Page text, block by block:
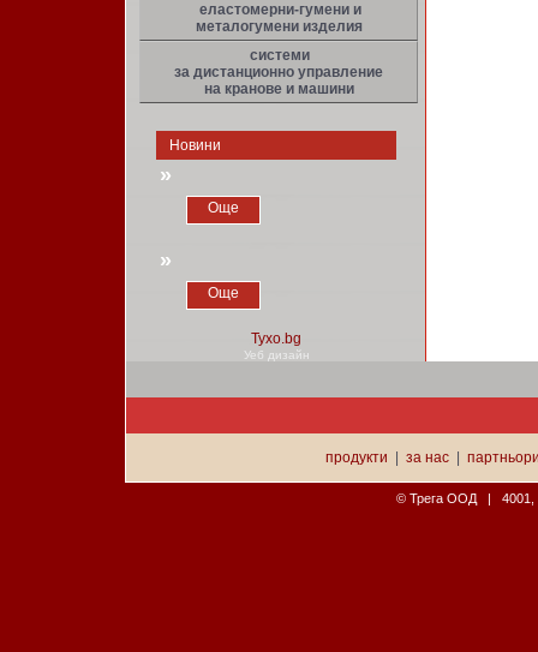
еластомерни-гумени и
металогумени изделия
системи
за дистанционно управление
на кранове и машини
Новини
»
Още
»
Още
Уеб дизайн
продукти за нас|
© Трега ООД | 4001,